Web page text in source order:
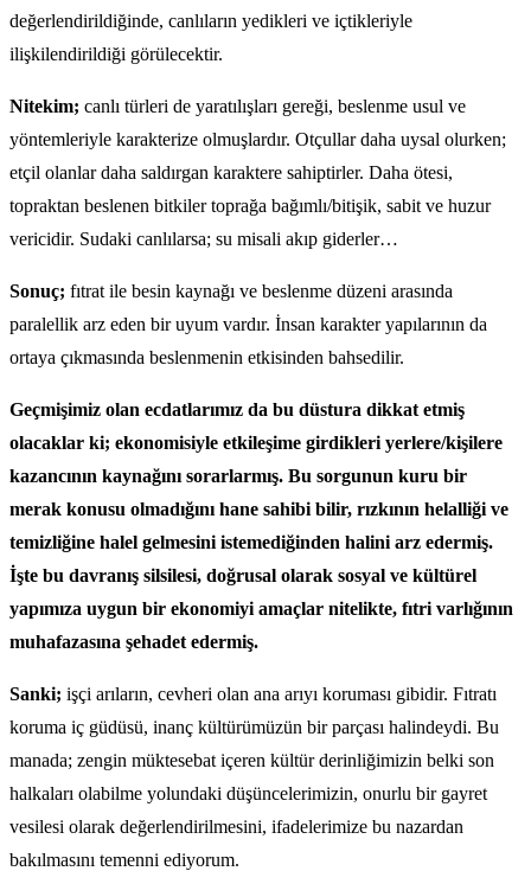
değerlendirildiğinde, canlıların yedikleri ve içtikleriyle
ilişkilendirildiği görülecektir.
Nitekim; canlı türleri de yaratılışları gereği, beslenme usul ve
yöntemleriyle karakterize olmuşlardır. Otçullar daha uysal olurken;
etçil olanlar daha saldırgan karaktere sahiptirler. Daha ötesi,
topraktan beslenen bitkiler toprağa bağımlı/bitişik, sabit ve huzur
vericidir. Sudaki canlılarsa; su misali akıp giderler…
Sonuç; fıtrat ile besin kaynağı ve beslenme düzeni arasında
paralellik arz eden bir uyum vardır. İnsan karakter yapılarının da
ortaya çıkmasında beslenmenin etkisinden bahsedilir.
Geçmişimiz olan ecdatlarımız da bu düstura dikkat etmiş
olacaklar ki; ekonomisiyle etkileşime girdikleri yerlere/kişilere
kazancının kaynağını sorarlarmış. Bu sorgunun kuru bir
merak konusu olmadığını hane sahibi bilir, rızkının helalliği ve
temizliğine halel gelmesini istemediğinden halini arz edermiş.
İşte bu davranış silsilesi, doğrusal olarak sosyal ve kültürel
yapımıza uygun bir ekonomiyi amaçlar nitelikte, fıtri varlığının
muhafazasına şehadet edermiş.
Sanki; işçi arıların, cevheri olan ana arıyı koruması gibidir. Fıtratı
koruma iç güdüsü, inanç kültürümüzün bir parçası halindeydi. Bu
manada; zengin müktesebat içeren kültür derinliğimizin belki son
halkaları olabilme yolundaki düşüncelerimizin, onurlu bir gayret
vesilesi olarak değerlendirilmesini, ifadelerimize bu nazardan
bakılmasını temenni ediyorum.